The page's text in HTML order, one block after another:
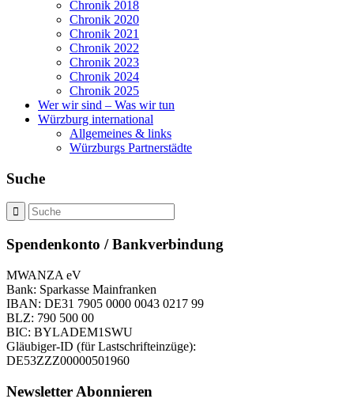
Chronik 2018
Chronik 2020
Chronik 2021
Chronik 2022
Chronik 2023
Chronik 2024
Chronik 2025
Wer wir sind – Was wir tun
Würzburg international
Allgemeines & links
Würzburgs Partnerstädte
Suche
Spendenkonto / Bankverbindung
MWANZA eV
Bank: Sparkasse Mainfranken
IBAN: DE31 7905 0000 0043 0217 99
BLZ: 790 500 00
BIC: BYLADEM1SWU
Gläubiger-ID (für Lastschrifteinzüge):
DE53ZZZ00000501960
Newsletter Abonnieren